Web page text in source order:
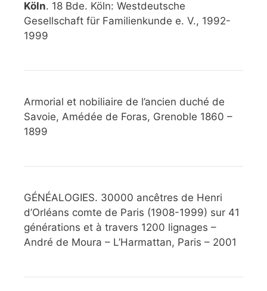
Köln. 18 Bde. Köln: Westdeutsche
Gesellschaft für Familienkunde e. V., 1992-
1999
Armorial et nobiliaire de l’ancien duché de
Savoie, Amédée de Foras, Grenoble 1860 –
1899
GÉNÉALOGIES. 30000 ancêtres de Henri
d’Orléans comte de Paris (1908-1999) sur 41
générations et à travers 1200 lignages –
André de Moura – L’Harmattan, Paris – 2001